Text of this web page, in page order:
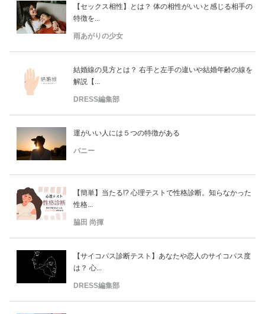
【セックス相性】とは？ 体の相性がいいと感じる相手の
特徴を...
雨あがりの少女
結婚線の見方とは？ 右手と左手の違いや結婚年齢の線を
解説【...
DRESS編集部
運がいい人には５つの特徴がある
バニー
【簡単】当たる!? 心理テストで性格診断。知らなかった
性格...
脇田 尚揮
【サイコパス診断テスト】あなたや恋人のサイコパス度
は？ 心...
DRESS編集部